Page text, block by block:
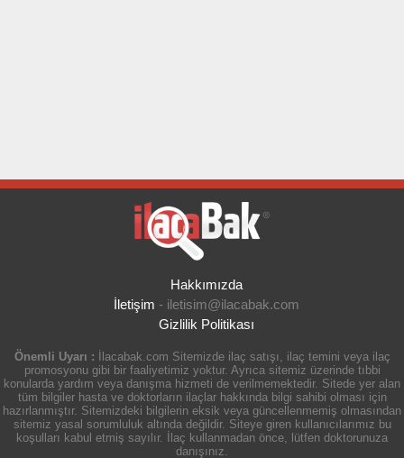
Hakkımızda
İletişim - iletisim@ilacabak.com
Gizlilik Politikası
Önemli Uyarı : İlacabak.com Sitemizde ilaç satışı, ilaç temini veya ilaç
promosyonu gibi bir faaliyetimiz yoktur. Ayrıca sitemiz üzerinde tıbbi
konularda yardım veya danışma hizmeti de verilmemektedir. Sitede yer alan
tüm bilgiler hasta ve doktorların ilaçlar hakkında bilgi sahibi olması için
hazırlanmıştır. Sitemizdeki bilgilerin eksik veya güncellenmemiş olmasından
sitemiz yasal sorumluluk altında değildir. Siteye giren kullanıcılarımız bu
koşulları kabul etmiş sayılır. İlaç kullanmadan önce, lütfen doktorunuza
danışınız.